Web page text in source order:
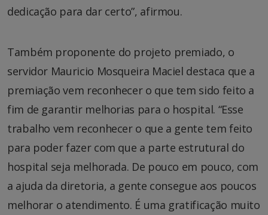
dedicação para dar certo”, afirmou.
Também proponente do projeto premiado, o
servidor Mauricio Mosqueira Maciel destaca que a
premiação vem reconhecer o que tem sido feito a
fim de garantir melhorias para o hospital. “Esse
trabalho vem reconhecer o que a gente tem feito
para poder fazer com que a parte estrutural do
hospital seja melhorada. De pouco em pouco, com
a ajuda da diretoria, a gente consegue aos poucos
melhorar o atendimento. É uma gratificação muito